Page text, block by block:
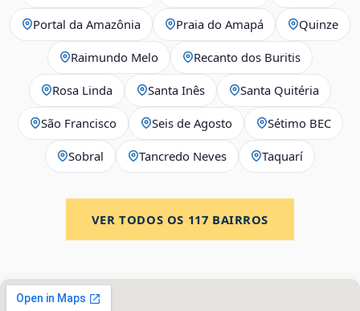
Portal da Amazônia Praia do Amapá Quinze
Raimundo Melo Recanto dos Buritis
Rosa Linda Santa Inês Santa Quitéria
São Francisco Seis de Agosto Sétimo BEC
Sobral Tancredo Neves Taquarí
VER TODOS OS 117 BAIRROS